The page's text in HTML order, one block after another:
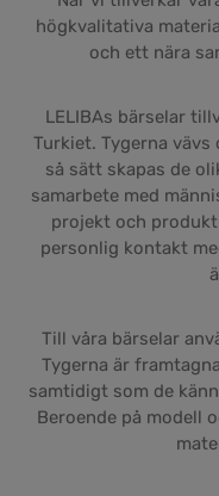
högkvalitativa
och ett nära
LELIBAs bärselar
Turkiet. Tygerna
så sätt skapas de
samarbete med
projekt och
personlig kontakt
Till våra bärselar
Tygerna är
samtidigt som de
Beroende på modell